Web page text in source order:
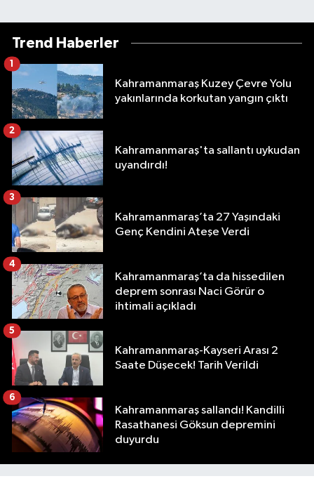
Trend Haberler
Kahramanmaraş Kuzey Çevre Yolu
yakınlarında korkutan yangın çıktı
1
Kahramanmaraş'ta sallantı uykudan
uyandırdı!
2
Kahramanmaraş’ta 27 Yaşındaki
Genç Kendini Ateşe Verdi
3
Kahramanmaraş’ta da hissedilen
deprem sonrası Naci Görür o
ihtimali açıkladı
4
Kahramanmaraş-Kayseri Arası 2
Saate Düşecek! Tarih Verildi
5
Kahramanmaraş sallandı! Kandilli
Rasathanesi Göksun depremini
duyurdu
6